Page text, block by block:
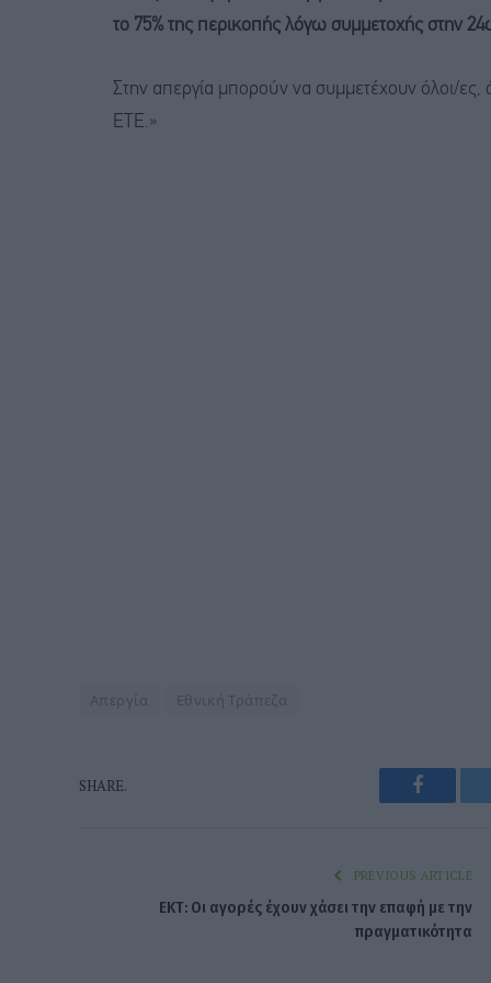
το 75% της περικοπής λόγω συμμετοχής στην
Στην απεργία μπορούν να συμμετέχουν όλοι/ες,
ΕΤΕ.»
Απεργία Εθνική Τράπεζα
SHARE.
PREVIOUS ARTICLE
ΕΚΤ: Οι αγορές έχουν χάσει την επαφή με την
πραγματικότητα